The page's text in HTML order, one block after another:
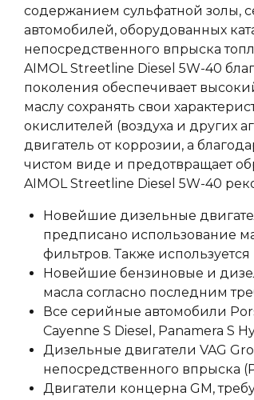
содержанием сульфатной золы,
автомобилей, оборудованных
непосредственного впрыска
AIMOL Streetline Diesel 5W-40
поколения обеспечивает
маслу сохранять свои
окислителей (воздуха и других
двигатель от коррозии, а
чистом виде и предотвращает
AIMOL Streetline Diesel 5W-40
Новейшие дизельные
предписано использование
фильтров. Также
Новейшие бензиновые и
масла согласно последним
Все серийные автомобили
Cayenne S Diesel, Panamera S
Дизельные двигатели VAG
непосредственного впрыска
Двигатели концерна GM,